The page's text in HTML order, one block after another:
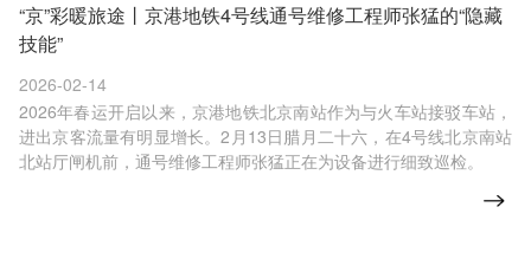
“京”彩暖旅途丨京港地铁4号线通号维修工程师张猛的“隐藏
技能”
2026年春运开启以来，京港地铁北京南站作为与火车站接驳车站，
进出京客流量有明显增长。2月13日腊月二十六，在4号线北京南站
北站厅闸机前，通号维修工程师张猛正在为设备进行细致巡检。
2026-02-14